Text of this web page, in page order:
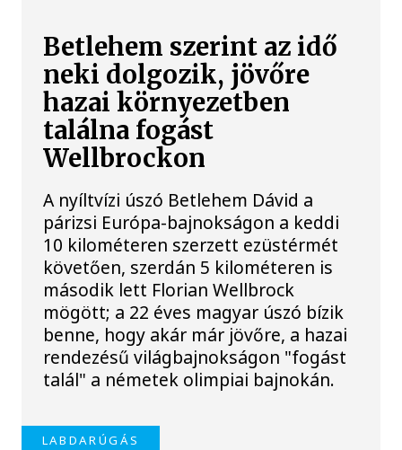
Betlehem szerint az idő
neki dolgozik, jövőre
hazai környezetben
találna fogást
Wellbrockon
A nyíltvízi úszó Betlehem Dávid a
párizsi Európa-bajnokságon a keddi
10 kilométeren szerzett ezüstérmét
követően, szerdán 5 kilométeren is
második lett Florian Wellbrock
mögött; a 22 éves magyar úszó bízik
benne, hogy akár már jövőre, a hazai
rendezésű világbajnokságon "fogást
talál" a németek olimpiai bajnokán.
LABDARÚGÁS